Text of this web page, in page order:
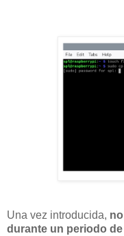
Una vez introducida,
durante un periodo